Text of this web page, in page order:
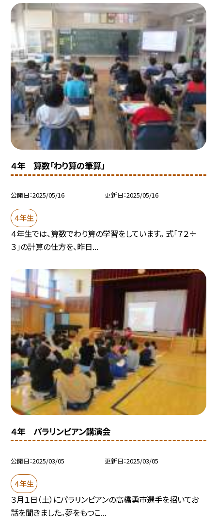
４年 算数「わり算の筆算」
公開日 2025/05/16 更新日 2025/05/16
４年生
４年生では、算数でわり算の学習をしています。 式「７２÷
３」の計算の仕方を、昨日...
４年 パラリンピアン講演会
公開日 2025/03/05 更新日 2025/03/05
４年生
３月１日（土）にパラリンピアンの高橋勇市選手を招いてお
話を聞きました。夢をもつこ...